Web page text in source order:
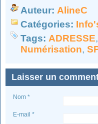
Auteur: AlineC
Catégories:
Tags: ADRESSE,
Numérisation,
Laisser un
Nom *
E-mail *